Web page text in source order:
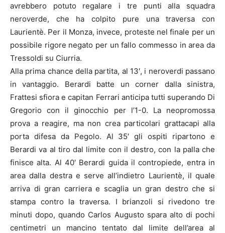
avrebbero potuto regalare i tre punti alla squadra
neroverde, che ha colpito pure una traversa con
Laurientè. Per il Monza, invece, proteste nel finale per un
possibile rigore negato per un fallo commesso in area da
Tressoldi su Ciurria.
Alla prima chance della partita, al 13′, i neroverdi passano
in vantaggio. Berardi batte un corner dalla sinistra,
Frattesi sfiora e capitan Ferrari anticipa tutti superando Di
Gregorio con il ginocchio per l’1-0. La neopromossa
prova a reagire, ma non crea particolari grattacapi alla
porta difesa da Pegolo. Al 35′ gli ospiti ripartono e
Berardi va al tiro dal limite con il destro, con la palla che
finisce alta. Al 40′ Berardi guida il contropiede, entra in
area dalla destra e serve all’indietro Laurientè, il quale
arriva di gran carriera e scaglia un gran destro che si
stampa contro la traversa. I brianzoli si rivedono tre
minuti dopo, quando Carlos Augusto spara alto di pochi
centimetri un mancino tentato dal limite dell’area al